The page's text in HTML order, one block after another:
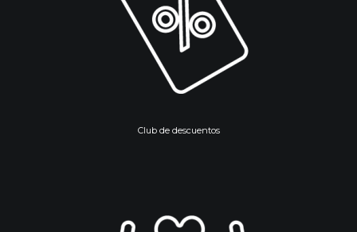
Club de descuentos